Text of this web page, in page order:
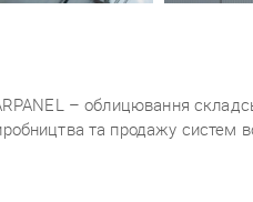
– облицювання
та продажу систем